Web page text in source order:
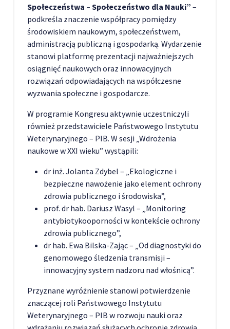
Społeczeństwa – Społeczeństwo dla Nauki” –
podkreśla znaczenie współpracy pomiędzy
środowiskiem naukowym, społeczeństwem,
administracją publiczną i gospodarką. Wydarzenie
stanowi platformę prezentacji najważniejszych
osiągnięć naukowych oraz innowacyjnych
rozwiązań odpowiadających na współczesne
wyzwania społeczne i gospodarcze.
W programie Kongresu aktywnie uczestniczyli
również przedstawiciele Państwowego Instytutu
Weterynaryjnego – PIB. W sesji „Wdrożenia
naukowe w XXI wieku” wystąpili:
dr inż. Jolanta Zdybel – „Ekologiczne i
bezpieczne nawożenie jako element ochrony
zdrowia publicznego i środowiska”,
prof. dr hab. Dariusz Wasyl – „Monitoring
antybiotykooporności w kontekście ochrony
zdrowia publicznego”,
dr hab. Ewa Bilska-Zając – „Od diagnostyki do
genomowego śledzenia transmisji –
innowacyjny system nadzoru nad włośnicą”.
Przyznane wyróżnienie stanowi potwierdzenie
znaczącej roli Państwowego Instytutu
Weterynaryjnego – PIB w rozwoju nauki oraz